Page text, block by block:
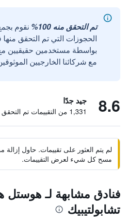
تم التحقق منه 100%
نقوم
الحجوزات التي تم التحقق
مع شركائنا الخارجيين
8.6 جيد جدًا
1,331 من التقييمات تم التحقق منها
لم يتم العثور على تقييمات. حاول إزالة
مسح كل شيء لعرض التقييمات.
فنادق مشابهة لـ هوستل
تشابولتيبيك